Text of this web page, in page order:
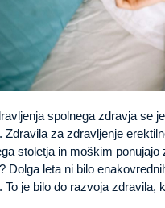
spolnega zdravja se
Zdravila za zdravljenje
stoletja in moškim
Dolga leta ni bilo
To je bilo do razvoja zdravila,